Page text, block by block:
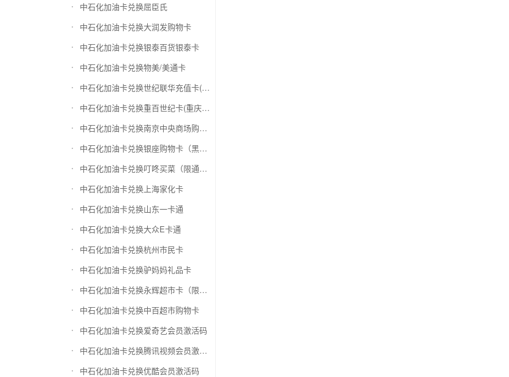
中石化加油卡兑换屈臣氏
中石化加油卡兑换大润发购物卡
中石化加油卡兑换银泰百货银泰卡
中石化加油卡兑换物美/美通卡
中石化加油卡兑换世纪联华充值卡(杭州联华)
中石化加油卡兑换重百世纪卡(重庆百货)
中石化加油卡兑换南京中央商场购物卡
中石化加油卡兑换银座购物卡（黑卡）
中石化加油卡兑换叮咚买菜（限通用礼品卡）
中石化加油卡兑换上海家化卡
中石化加油卡兑换山东一卡通
中石化加油卡兑换大众E卡通
中石化加油卡兑换杭州市民卡
中石化加油卡兑换驴妈妈礼品卡
中石化加油卡兑换永辉超市卡（限实体卡）
中石化加油卡兑换中百超市购物卡
中石化加油卡兑换爱奇艺会员激活码
中石化加油卡兑换腾讯视频会员激活码
中石化加油卡兑换优酷会员激活码